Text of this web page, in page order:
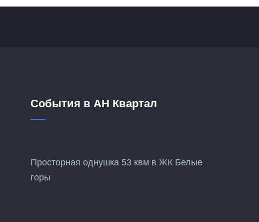
События в АН Квартал
Просторная однушка 53 квм в ЖК Белые
горы